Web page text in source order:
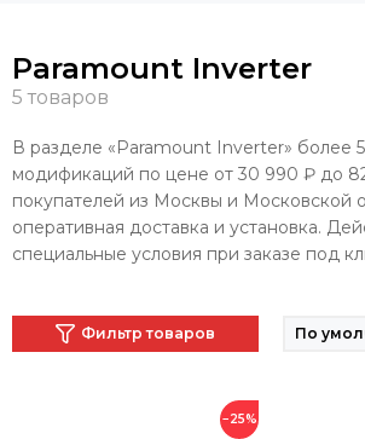
Paramount Inverter
В разделе «Paramount Inverter» более
модификаций по цене от 30 990 ₽ до
покупателей из Москвы и Московской
оперативная доставка и установка.
специальные условия при заказе под
Фильтр товаров
−25%